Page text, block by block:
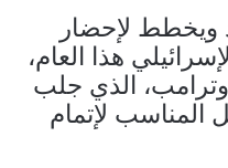
ويخطط لإحضار
هذا العام،
وترامب، الذي جلب
المناسب لإتمام